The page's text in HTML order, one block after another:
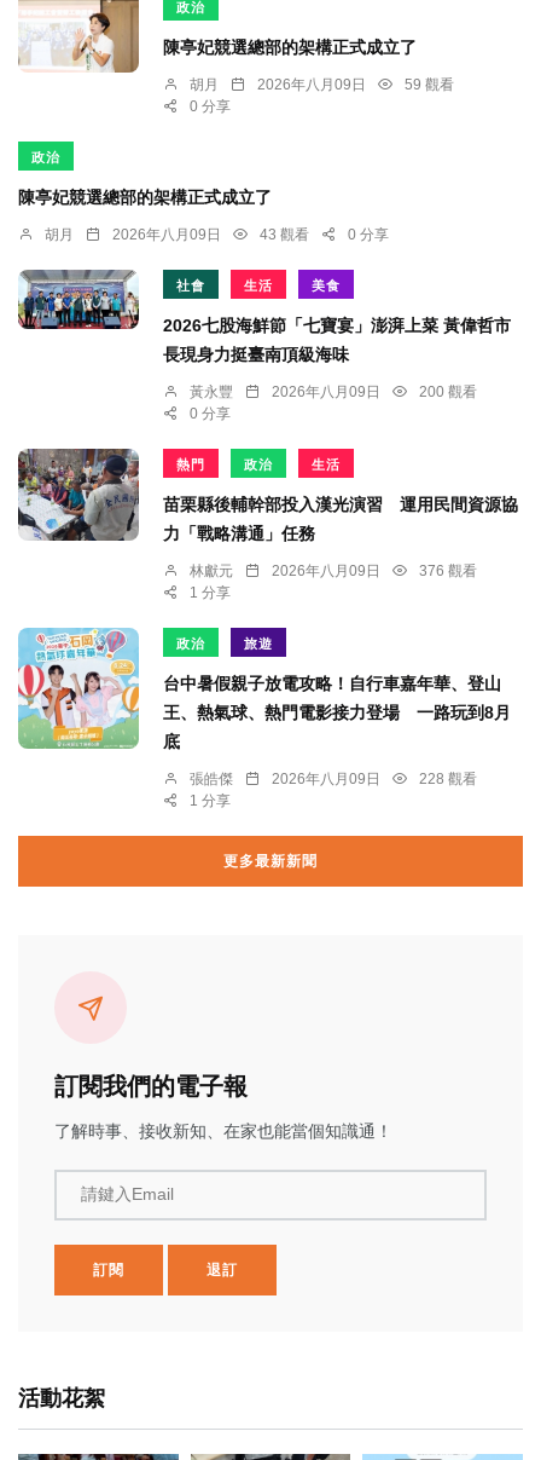
政治
陳亭妃競選總部的架構正式成立了
胡月 2026年八月09日
59 觀看
0 分享
政治
陳亭妃競選總部的架構正式成立了
胡月 2026年八月09日 43 觀看 0 分享
社會 生活 美食
2026七股海鮮節「七寶宴」澎湃上菜 黃偉哲市
長現身力挺臺南頂級海味
黃永豐 2026年八月09日
200 觀看
0 分享
熱門 政治 生活
苗栗縣後輔幹部投入漢光演習 運用民間資源協
力「戰略溝通」任務
林獻元 2026年八月09日
376 觀看
1 分享
政治 旅遊
台中暑假親子放電攻略！自行車嘉年華、登山
王、熱氣球、熱門電影接力登場 一路玩到8月
底
張皓傑 2026年八月09日
228 觀看
1 分享
更多最新新聞
訂閱我們的電子報
了解時事、接收新知、在家也能當個知識通！
請鍵入Email
訂閱 退訂
活動花絮